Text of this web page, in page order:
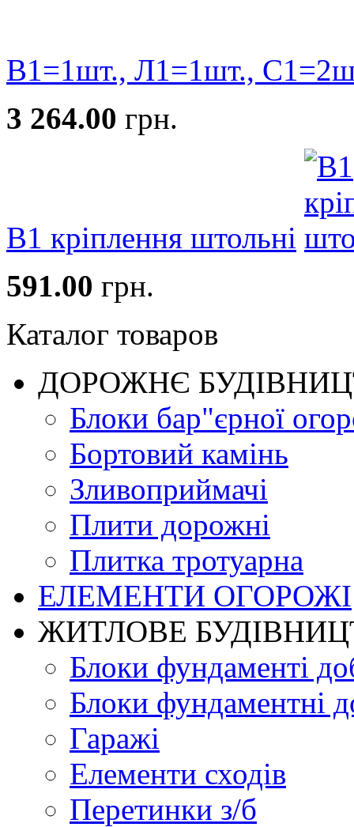
В1=1шт., Л1=1шт.,
3 264.00 грн.
В1 кріплення штольні
591.00 грн.
Каталог товаров
ДОРОЖНЄ
Блоки бар"єрної
Бортовий камінь
Зливоприймачі
Плити дорожні
Плитка тротуарна
ЕЛЕМЕНТИ ОГОРОЖІ
ЖИТЛОВЕ
Блоки фундаменті
Блоки фундаментні
Гаражі
Елементи сходів
Перетинки з/б